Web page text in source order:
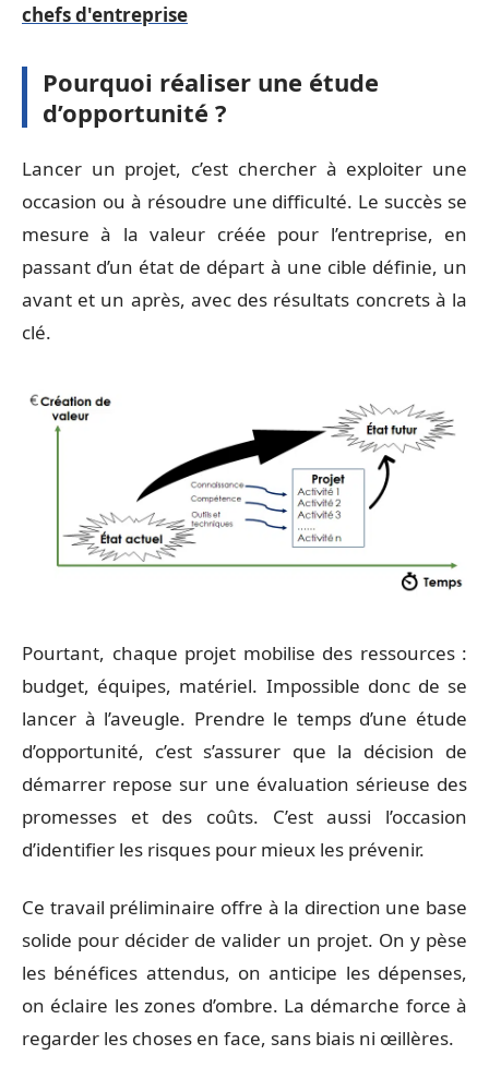
chefs d'entreprise
Pourquoi réaliser une étude
d’opportunité ?
Lancer un projet, c’est chercher à exploiter une
occasion ou à résoudre une difficulté. Le succès se
mesure à la valeur créée pour l’entreprise, en
passant d’un état de départ à une cible définie, un
avant et un après, avec des résultats concrets à la
clé.
Pourtant, chaque projet mobilise des ressources :
budget, équipes, matériel. Impossible donc de se
lancer à l’aveugle. Prendre le temps d’une étude
d’opportunité, c’est s’assurer que la décision de
démarrer repose sur une évaluation sérieuse des
promesses et des coûts. C’est aussi l’occasion
d’identifier les risques pour mieux les prévenir.
Ce travail préliminaire offre à la direction une base
solide pour décider de valider un projet. On y pèse
les bénéfices attendus, on anticipe les dépenses,
on éclaire les zones d’ombre. La démarche force à
regarder les choses en face, sans biais ni œillères.